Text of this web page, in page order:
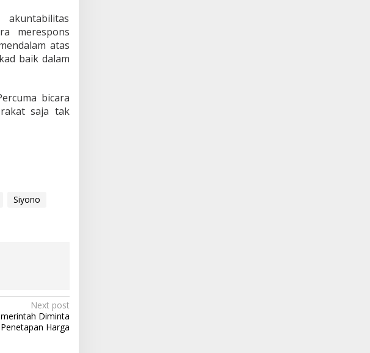
merespons
atas
baik dalam
bicara
saja tak
Siyono
Next post
Diminta
Harga